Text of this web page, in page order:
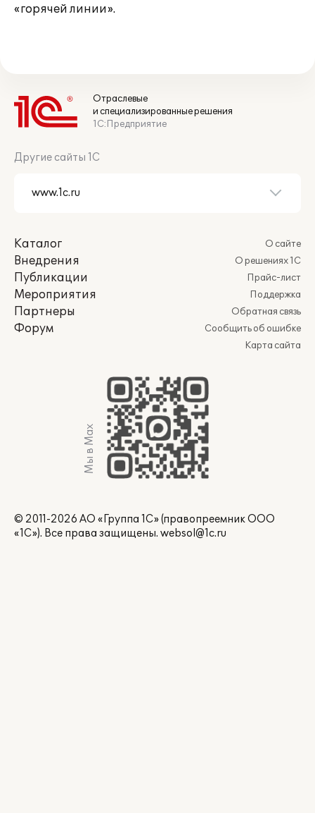
«горячей линии».
Отраслевые
и специализированные решения
1С:Предприятие
Другие сайты 1С
Каталог
Внедрения
Публикации
Мероприятия
Партнеры
Форум
О сайте
О решениях 1С
Прайс-лист
Поддержка
Обратная связь
Сообщить об ошибке
Карта сайта
Мы в Max
© 2011-2026 АО «Группа 1С» (правопреемник ООО
«1С»). Все права защищены. websol@1c.ru